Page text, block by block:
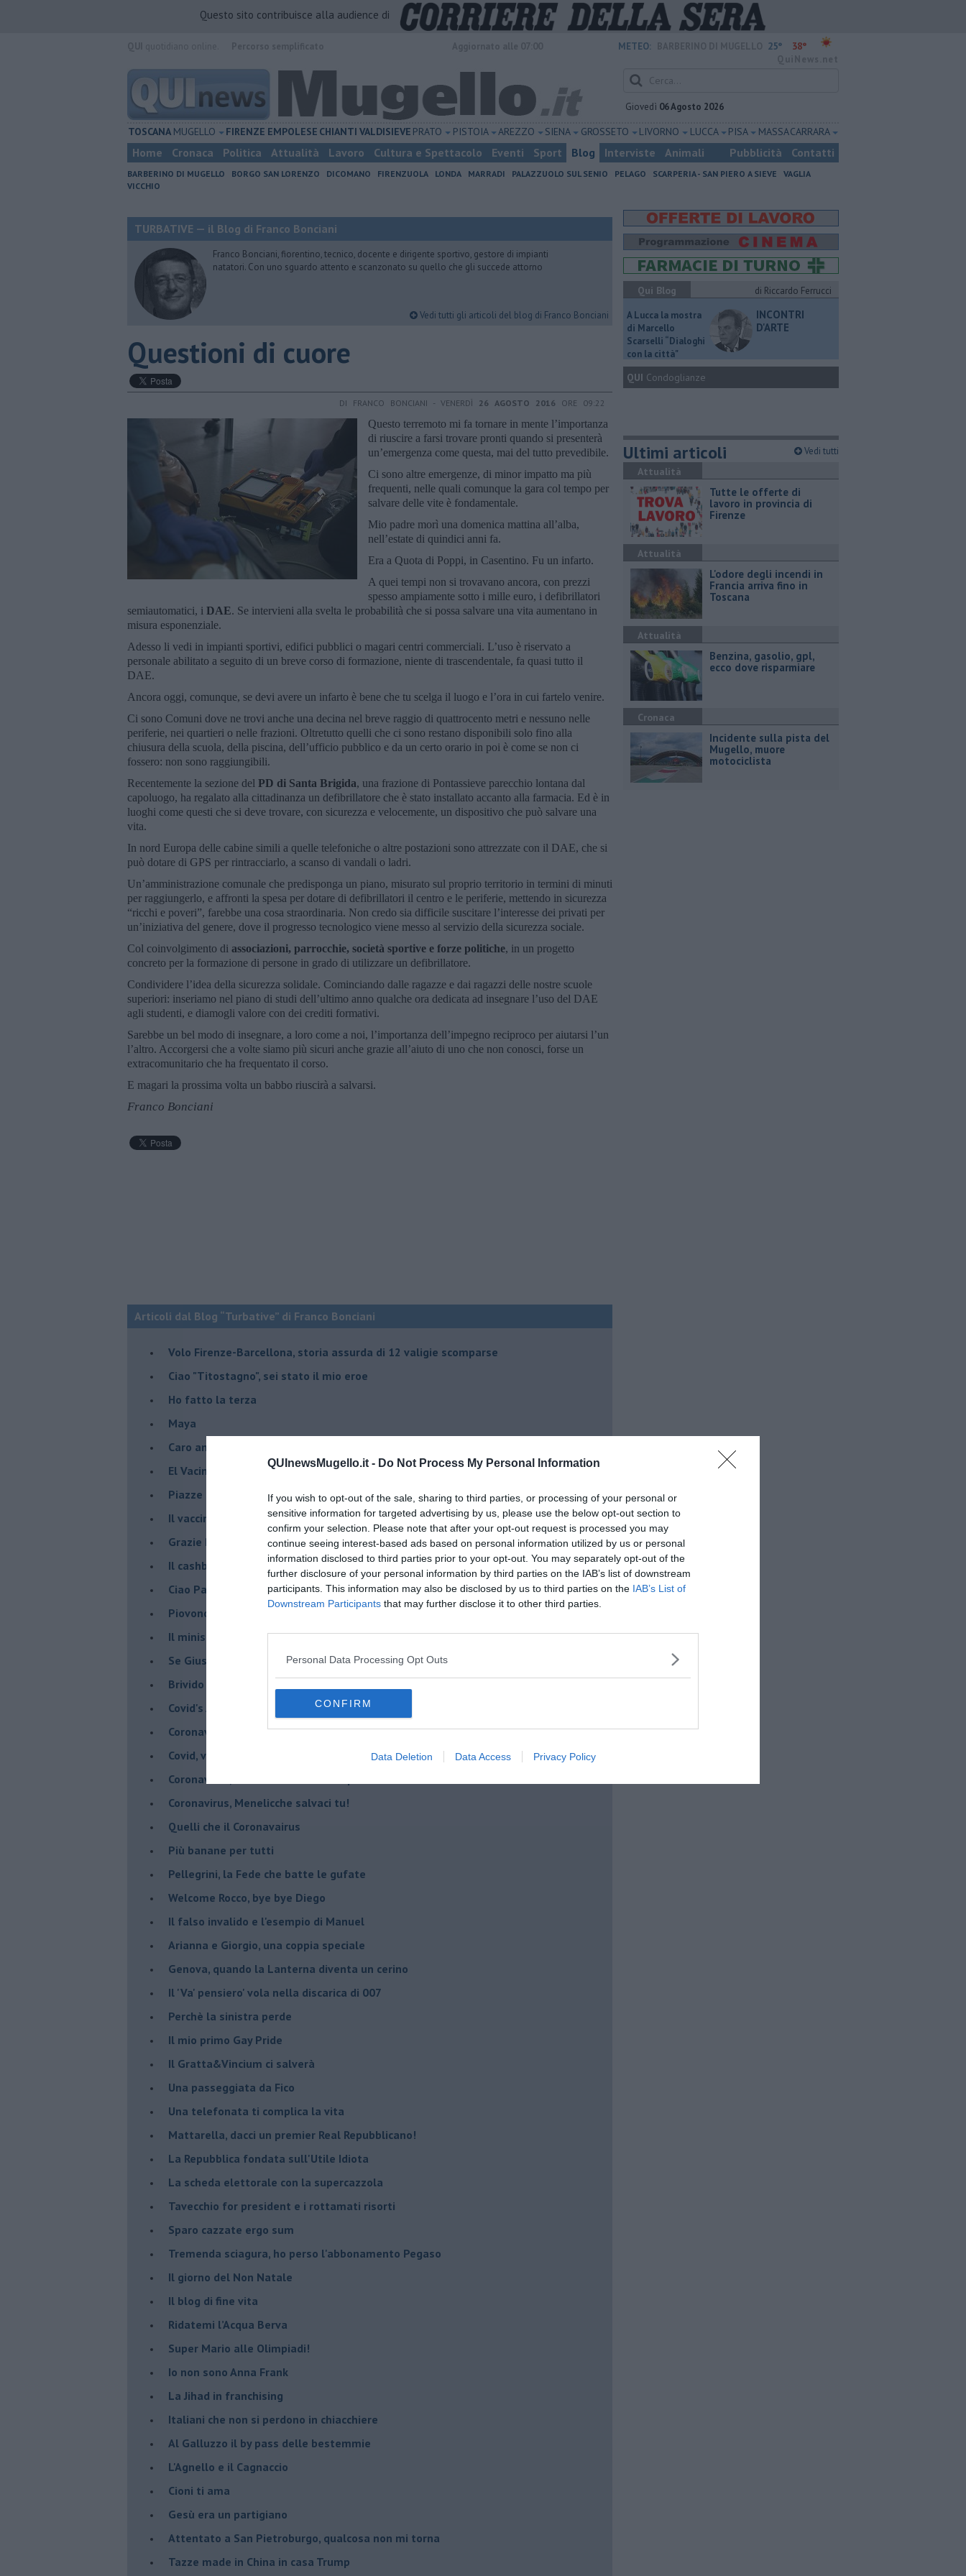
QUInewsMugello.it - Do Not Process My Personal Information
If you wish to opt-out of the sale, sharing to third parties, or processing of your personal or
sensitive information for targeted advertising by us, please use the below opt-out section to
confirm your selection. Please note that after your opt-out request is processed you may
continue seeing interest-based ads based on personal information utilized by us or personal
information disclosed to third parties prior to your opt-out. You may separately opt-out of the
further disclosure of your personal information by third parties on the IAB’s list of downstream
participants. This information may also be disclosed by us to third parties on the IAB’s List of
Downstream Participants that may further disclose it to other third parties.
Personal Data Processing Opt Outs
CONFIRM
Data Deletion Data Access Privacy Policy
Questo sito contribuisce alla audience di
METEO: 25° 38°
Giovedì 06 Agosto 2026
TOSCANA MUGELLO FIRENZE EMPOLESE CHIANTI VALDISIEVE PRATO PISTOIA AREZZO SIENA GROSSETO LIVORNO LUCCA PISA MASSA CARRARA
Home Cronaca Politica Attualità Lavoro Cultura e Spettacolo Eventi Sport Blog Interviste Animali Pubblicità Contatti
BARBERINO DI MUGELLO BORGO SAN LORENZO DICOMANO FIRENZUOLA LONDA MARRADI PALAZZUOLO SUL SENIO PELAGO SCARPERIA - SAN PIERO A SIEVE
VAGLIA
VICCHIO
TURBATIVE — il Blog di Franco Bonciani
Franco Bonciani, fiorentino, tecnico, docente e dirigente sportivo, gestore di impianti
natatori. Con uno sguardo attento e scanzonato su quello che gli succede attorno
Vedi tutti gli articoli del blog di Franco Bonciani
Questioni di cuore
DI FRANCO BONCIANI - VENERDÌ 26 AGOSTO 2016 ORE 09:22
Questo terremoto mi fa tornare in mente l’importanza
di riuscire a farsi trovare pronti quando si presenterà
un’emergenza come questa, mai del tutto prevedibile.
Ci sono altre emergenze, di minor impatto ma più
frequenti, nelle quali comunque la gara col tempo per
salvare delle vite è fondamentale.
Mio padre morì una domenica mattina all’alba,
nell’estate di quindici anni fa.
Era a Quota di Poppi, in Casentino. Fu un infarto.
A quei tempi non si trovavano ancora, con prezzi
spesso ampiamente sotto i mille euro, i defibrillatori
semiautomatici, i DAE. Se intervieni alla svelta le probabilità che si possa salvare una vita aumentano in
misura esponenziale.
Adesso li vedi in impianti sportivi, edifici pubblici o magari centri commerciali. L’uso è riservato a
personale abilitato a seguito di un breve corso di formazione, niente di trascendentale, fa quasi tutto il
DAE.
Ancora oggi, comunque, se devi avere un infarto è bene che tu scelga il luogo e l’ora in cui fartelo venire.
Ci sono Comuni dove ne trovi anche una decina nel breve raggio di quattrocento metri e nessuno nelle
periferie, nei quartieri o nelle frazioni. Oltretutto quelli che ci sono restano disponibili solo fino alla
chiusura della scuola, della piscina, dell’ufficio pubblico e da un certo orario in poi è come se non ci
fossero: non sono raggiungibili.
Recentemente la sezione del PD di Santa Brigida, una frazione di Pontassieve parecchio lontana dal
capoluogo, ha regalato alla cittadinanza un defibrillatore che è stato installato accanto alla farmacia. Ed è in
luoghi come questi che si deve trovare, con sicurezza e velocemente, un dispositivo che può salvare una
vita.
In nord Europa delle cabine simili a quelle telefoniche o altre postazioni sono attrezzate con il DAE, che si
può dotare di GPS per rintracciarlo, a scanso di vandali o ladri.
Un’amministrazione comunale che predisponga un piano, misurato sul proprio territorio in termini di minuti
per raggiungerlo, e affronti la spesa per dotare di defibrillatori il centro e le periferie, mettendo in sicurezza
“ricchi e poveri”, farebbe una cosa straordinaria. Non credo sia difficile suscitare l’interesse dei privati per
un’iniziativa del genere, dove il progresso tecnologico viene messo al servizio della sicurezza sociale.
Col coinvolgimento di associazioni, parrocchie, società sportive e forze politiche, in un progetto
concreto per la formazione di persone in grado di utilizzare un defibrillatore.
Condividere l’idea della sicurezza solidale. Cominciando dalle ragazze e dai ragazzi delle nostre scuole
superiori: inseriamo nel piano di studi dell’ultimo anno qualche ora dedicata ad insegnare l’uso del DAE
agli studenti, e diamogli valore con dei crediti formativi.
Sarebbe un bel modo di insegnare, a loro come a noi, l’importanza dell’impegno reciproco per aiutarsi l’un
l’altro. Accorgersi che a volte siamo più sicuri anche grazie all’aiuto di uno che non conosci, forse un
extracomunitario che ha frequentato il corso.
E magari la prossima volta un babbo riuscirà a salvarsi.
Franco Bonciani
Articoli dal Blog “Turbative” di Franco Bonciani
Volo Firenze-Barcellona, storia assurda di 12 valigie scomparse
Ciao "Titostagno", sei stato il mio eroe
Ho fatto la terza
Maya
Caro amico politico entusiasmato dalle Olimpiadi
El Vacinado
Piazze piene, piscine vuote ma che ne sanno Draghi e Speranza?
​Il vaccino contro il Covid, ci si potrà fidare?
Grazie Pablito
Il cashback ha fatto crash ma IO ho la soluzione
Ciao Patrizio
Piovono DPCM
Il ministro mi ama
Se Giuseppe Conte si veste da Giovanna d'Arco
Brivido di terrore... la chiamano semplificazione
Covid's Anatomy
Coronavirus, scacco al racket delle mascherine
Covid, vade a un metro - Gli arresti domiciliari
Coronavirus, vade a un metro - la spesa
Coronavirus, Menelicche salvaci tu!
Quelli che il Coronavairus
Più banane per tutti
Pellegrini, la Fede che batte le gufate
Welcome Rocco, bye bye Diego
Il falso invalido e l'esempio di Manuel
Arianna e Giorgio, una coppia speciale
Genova, quando la Lanterna diventa un cerino
Il 'Va' pensiero' vola nella discarica di 007
Perchè la sinistra perde
Il mio primo Gay Pride
Il Gratta&Vincium ci salverà
Una passeggiata da Fico
Una telefonata ti complica la vita
Mattarella, dacci un premier Real Repubblicano!
La Repubblica fondata sull'Utile Idiota
La scheda elettorale con la supercazzola
Tavecchio for president e i rottamati risorti
Sparo cazzate ergo sum
Tremenda sciagura, ho perso l'abbonamento Pegaso
Il giorno del Non Natale
Il blog di fine vita
​Ridatemi l’Acqua Berva
Super Mario alle Olimpiadi!
Io non sono Anna Frank
​La Jihad in franchising
Italiani che non si perdono in chiacchiere
Al Galluzzo il by pass delle bestemmie
L'Agnello e il Cagnaccio
Cioni ti ama
​Gesù era un partigiano
Attentato a San Pietroburgo, qualcosa non mi torna
Tazze made in China in casa Trump
Qui Blog
di Riccardo Ferrucci
A Lucca la mostra
di Marcello
Scarselli “Dialoghi
con la città"
INCONTRI
D'ARTE
QUI Condoglianze
Ultimi articoli Vedi tutti
Attualità
​Tutte le offerte di
lavoro in provincia di
Firenze
Attualità
L'odore degli incendi in
Francia arriva fino in
Toscana
Attualità
​Benzina, gasolio, gpl,
ecco dove risparmiare
Cronaca
Incidente sulla pista del
Mugello, muore
motociclista